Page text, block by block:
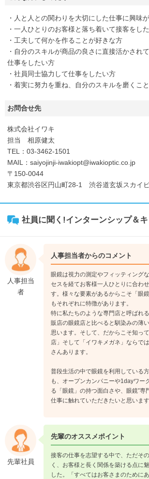
・人と人との関わりを大切にした仕事に興味が
・一人ひとりのお客様と落ち着いて接客をし
・工夫して何かを作ることが好きな方
・自分のスキルが商品の良さに直接活かされ
仕事をしたい方
・社員同士協力して仕事をしたい方
・着実に努力を重ね、自分のスキルを磨くこ
お問合せ先
株式会社イワキ
担当 相原健太
TEL：03-3462-1501
MAIL：saiyojinji-iwakiopt@iwakioptic.co.jp
〒150-0044
東京都渋谷区円山町28-1 渋谷道玄坂スカイ
社員に聞く!インターンシップ＆
人事担当
者
人事担当者からのコメント
眼鏡は視力の測定やフィッティング
セスを経てお客様一人ひとりに合わ
す。様々な要素があるからこそ「眼
もそれぞれに特徴があります。
特に私たちのような専門店と呼ばれ
販店の眼鏡店と比べると馴染みの薄
思います。そして、だからこそ知っ
店」そして「イワキメガネ」ならで
さんあります。
普段生活の中で眼鏡を利用している
も、オープンカンパニーや1dayワー
る「眼鏡」の持つ面白さや、眼鏡”専
仕事に触れていただきたいと思います
先輩社員
先輩のオススメポイント
接客の仕事を志望する中で、ただそ
く、お客様と長く関係を築ける点に
した。「すべてはお客さまのために